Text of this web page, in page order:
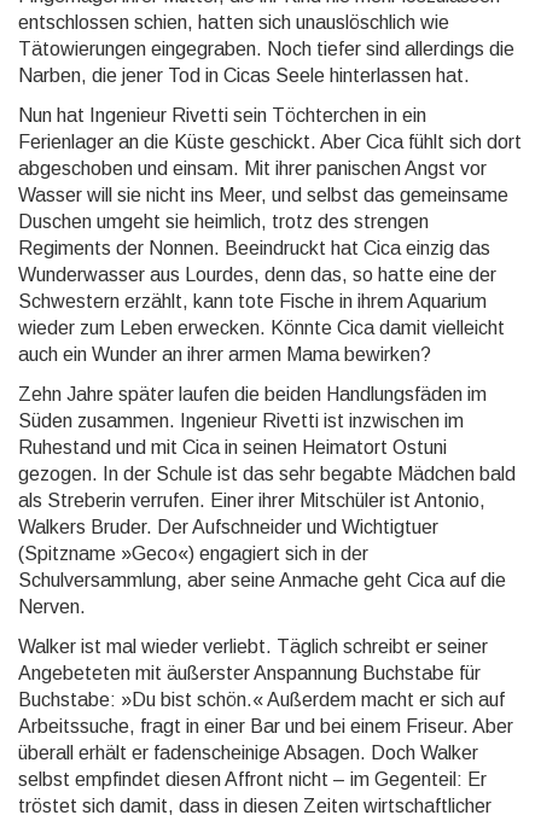
entschlossen schien, hatten sich unauslöschlich wie
Tätowierungen eingegraben. Noch tiefer sind allerdings die
Narben, die jener Tod in Cicas Seele hinterlassen hat.
Nun hat Ingenieur Rivetti sein Töchterchen in ein
Ferienlager an die Küste geschickt. Aber Cica fühlt sich dort
abgeschoben und einsam. Mit ihrer panischen Angst vor
Wasser will sie nicht ins Meer, und selbst das gemeinsame
Duschen umgeht sie heimlich, trotz des strengen
Regiments der Nonnen. Beeindruckt hat Cica einzig das
Wunderwasser aus Lourdes, denn das, so hatte eine der
Schwestern erzählt, kann tote Fische in ihrem Aquarium
wieder zum Leben erwecken. Könnte Cica damit vielleicht
auch ein Wunder an ihrer ar­men Mama bewirken?
Zehn Jahre später laufen die beiden Handlungsfäden im
Süden zusammen. Ingenieur Rivetti ist inzwischen im
Ruhestand und mit Cica in seinen Heimatort Ostuni
gezogen. In der Schule ist das sehr begabte Mäd­chen bald
als Streberin verrufen. Einer ihrer Mitschüler ist Antonio,
Walkers Bruder. Der Aufschneider und Wichtigtuer
(Spitzname »Geco«) engagiert sich in der
Schulversammlung, aber seine Anmache geht Cica auf die
Nerven.
Walker ist mal wieder verliebt. Täglich schreibt er seiner
Angebeteten mit äußerster Anspannung Buch­stabe für
Buchstabe: »Du bist schön.« Außerdem macht er sich auf
Arbeitssuche, fragt in einer Bar und bei einem Friseur. Aber
überall erhält er fadenscheinige Absagen. Doch Walker
selbst empfindet diesen Af­front nicht – im Gegenteil: Er
tröstet sich damit, dass in diesen Zeiten wirtschaftlicher